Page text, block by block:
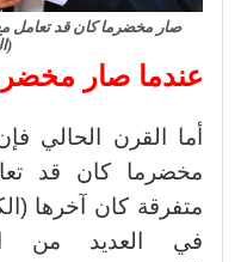
صار مخضرما كان قد تعامل
عندما صار
أما القرن الحالي
مخضرما كان قد
في العديد من